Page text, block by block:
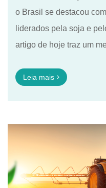
o Brasil se destacou
liderados pela soja e
artigo de hoje traz um
Leia mais